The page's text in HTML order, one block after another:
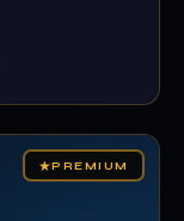
★PREMIUM